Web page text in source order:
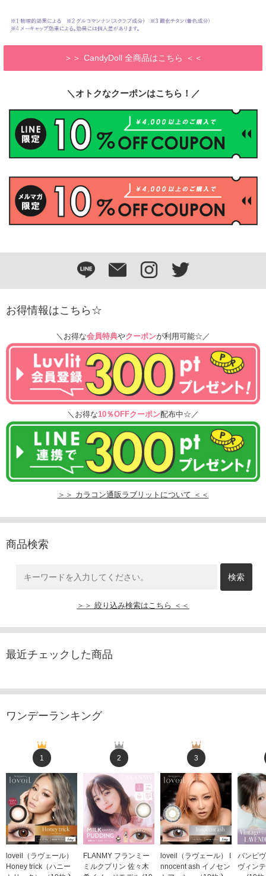
CandyDoll 全商品はこちら
＼オトクなクーポンはこちら！／
お得情報はこちら☆
＼お得な会員特典やクーポンが利用可能☆／
＼お得な10％OFFクーポン配布中☆／
＞＞ カラコン通販ラブリットについて ＜＜
商品検索
＞＞ 絞り込み検索はこちら ＜＜
最近チェックした商品
ワンデーランキング
1
loveil（ラヴェール）
Honey trick（ハニー
2
FLANMY フランミー
ミルクプリン 佐々木
3
loveil（ラヴェール） I
nnocent ash イノセン
バンビ
ヴィン